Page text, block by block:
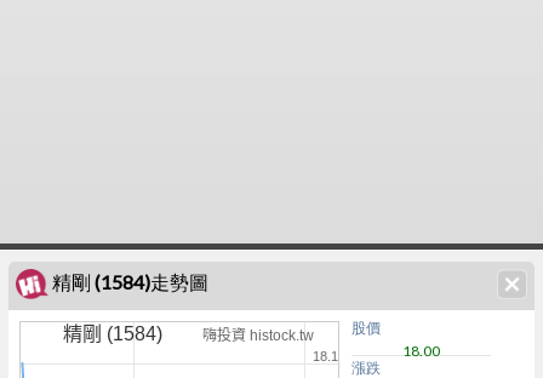
精剛 (1584)走勢圖
精剛 (1584) 嗨投資 histock.tw
18.1
股價
18.00
漲跌